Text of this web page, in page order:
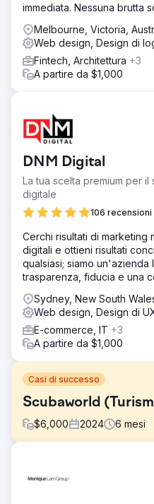
immediata. Nessuna brutta
Melbourne, Victoria,
Web design, Design di
Fintech, Architettura +3
A partire da $1,000
DNM Digital
La tua scelta premium per
digitale
106 recensioni
Cerchi risultati di marketing
digitali e ottieni risultati
qualsiasi; siamo
trasparenza, fiducia e una
Sydney, New South
Web design, Design di
E-commerce, IT +3
A partire da $1,000
Casi di successo
Scubaworld
$6,000 2024 6 mesi
Scubaworld faceva molto